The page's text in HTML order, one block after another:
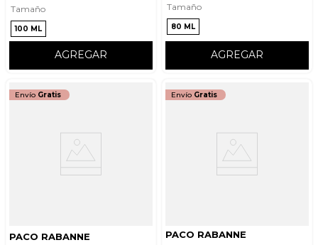
Tamaño
100 ML
AGREGAR
Tamaño
80 ML
AGREGAR
Envío Gratis
PACO RABANNE
Envío Gratis
PACO RABANNE